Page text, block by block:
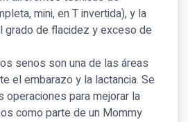
mini, en T invertida), y la
grado de flacidez y exceso de
senos son una de las áreas
el embarazo y la lactancia. Se
operaciones para mejorar la
como parte de un Mommy